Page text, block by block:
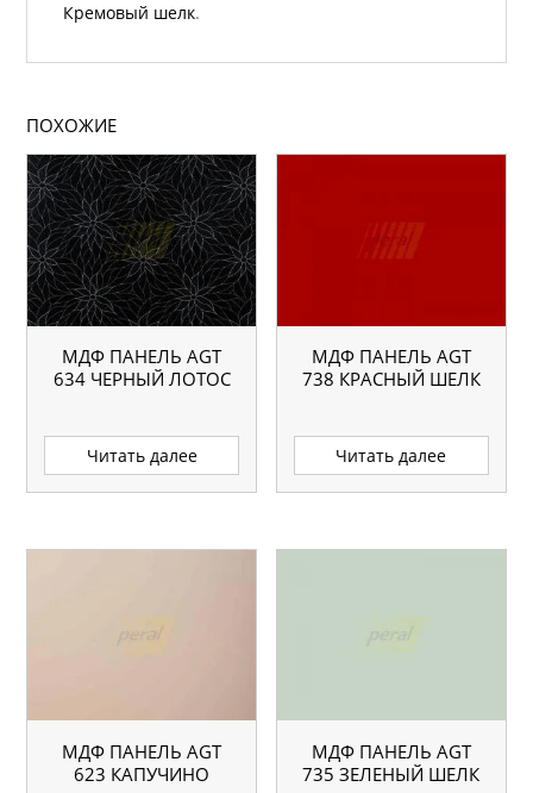
Кремовый шелк.
ПОХОЖИЕ
МДФ ПАНЕЛЬ AGT
634 ЧЕРНЫЙ ЛОТОС
Читать далее
МДФ ПАНЕЛЬ AGT
738 КРАСНЫЙ ШЕЛК
Читать далее
МДФ ПАНЕЛЬ AGT
623 КАПУЧИНО
МДФ ПАНЕЛЬ AGT
735 ЗЕЛЕНЫЙ ШЕЛК